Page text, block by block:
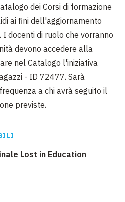
dei Corsi di formazione
ai fini dell'aggiornamento
docenti di ruolo che vorranno
devono accedere alla
nel Catalogo l'iniziativa
- ID 72477. Sarà
a chi avrà seguito il
previste.
Lost in Education